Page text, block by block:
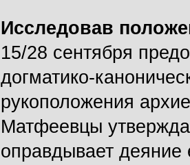
Исследовав
15/28 сентября
догматико-
рукоположения
Матфеевцы
оправдывает